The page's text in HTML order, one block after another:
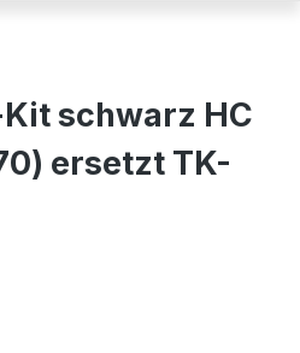
schwarz HC
ersetzt TK-